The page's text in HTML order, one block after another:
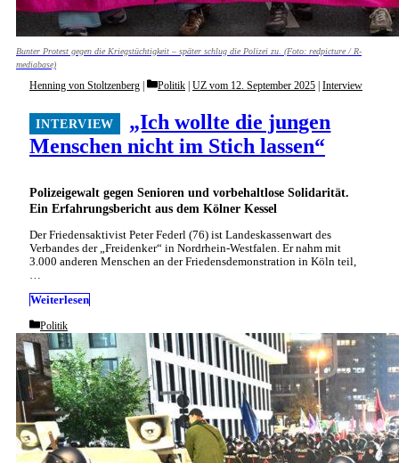
Bunter Protest gegen die Kriegstüchtigkeit – später schlug die Polizei zu. (Foto: redpicture / R-
mediabase)
Polizeigewalt gegen Senioren und vorbehaltlose Solidarität.
Ein Erfahrungsbericht aus dem Kölner Kessel
„Ich wollte die jungen
Menschen nicht im Stich lassen“
Henning von Stoltzenberg Categories
Politik UZ vom 12. September 2025 Interview
Der Friedensaktivist Peter Federl (76) ist Landeskassenwart des
Verbandes der „Freidenker“ in Nordrhein-Westfalen. Er nahm mit
3.000 anderen Menschen an der Friedensdemonstration in Köln teil,
…
Weiterlesen
Categories
Politik